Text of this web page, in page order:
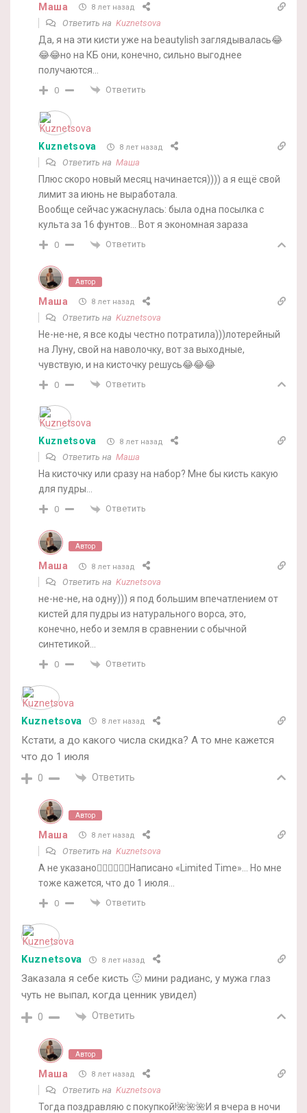
Маша 8 лет назад
Ответить на Kuznetsova
Да, я на эти кисти уже на beautylish заглядывалась😂
😂😂но на КБ они, конечно, сильно выгоднее
получаются…
0 Ответить
Kuznetsova 8 лет назад
Ответить на Маша
Плюс скоро новый месяц начинается)))) а я ещё свой
лимит за июнь не выработала.
Вообще сейчас ужаснулась: была одна посылка с
культа за 16 фунтов… Вот я экономная зараза
0 Ответить
Автор
Маша 8 лет назад
Ответить на Kuznetsova
Не-не-не, я все коды честно потратила)))лотерейный
на Луну, свой на наволочку, вот за выходные,
чувствую, и на кисточку решусь😂😂😂
0 Ответить
Kuznetsova 8 лет назад
Ответить на Маша
На кисточку или сразу на набор? Мне бы кисть какую
для пудры…
0 Ответить
Автор
Маша 8 лет назад
Ответить на Kuznetsova
не-не-не, на одну))) я под большим впечатлением от
кистей для пудры из натурального ворса, это,
конечно, небо и земля в сравнении с обычной
синтетикой…
0 Ответить
Kuznetsova 8 лет назад
Кстати, а до какого числа скидка? А то мне кажется
что до 1 июля
0 Ответить
Автор
Маша 8 лет назад
Ответить на Kuznetsova
А не указано🤷‍♀️🤷‍♀️🤷‍♀️Написано «Limited Time»… Но мне
тоже кажется, что до 1 июля…
0 Ответить
Kuznetsova 8 лет назад
Заказала я себе кисть 🙂 мини радианс, у мужа глаз
чуть не выпал, когда ценник увидел)
0 Ответить
Автор
Маша 8 лет назад
Ответить на Kuznetsova
Тогда поздравляю с покупкой!🌺🌺🌺И я вчера в ночи